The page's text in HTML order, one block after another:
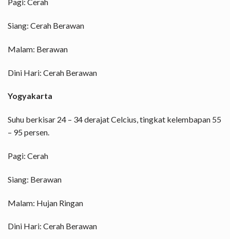
Siang: Cerah Berawan
Malam: Berawan
Dini Hari: Cerah Berawan
Yogyakarta
Suhu berkisar 24 – 34 derajat Celcius, tingkat kelembapan 55
– 95 persen.
Pagi: Cerah
Siang: Berawan
Malam: Hujan Ringan
Dini Hari: Cerah Berawan